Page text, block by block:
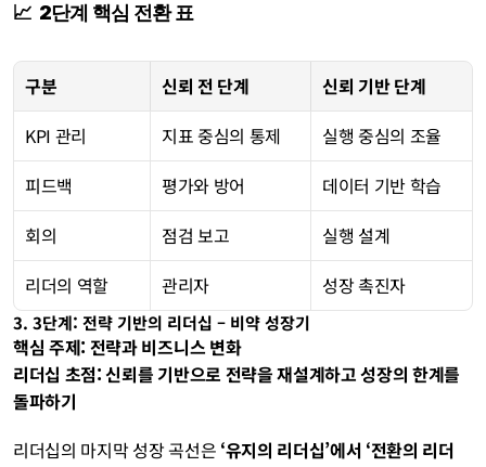
📈  2단계 핵심 전환 표
구분 신뢰 전 단계
신뢰 기반 단계
KPI 관리
지표 중심의 통제
실행 중심의 조율
피드백
평가와 방어
데이터 기반 학습
회의
점검 보고
실행 설계
리더의 역할
관리자 성장 촉진자
3. 3단계: 전략 기반의 리더십 – 비약 성장기
핵심 주제: 전략과 비즈니스 변화
리더십 초점: 신뢰를 기반으로 전략을 재설계하고 성장의 한계를
돌파하기
리더십의 마지막 성장 곡선은 ‘유지의 리더십’에서 ‘전환의 리더